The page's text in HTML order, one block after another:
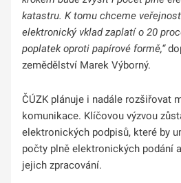
katastru. K tomu chceme
elektronický vklad zaplatí o 20
poplatek oproti papírové formě,“
zemědělství Marek Výborný.
ČÚZK plánuje i nadále rozšiřovat
komunikace. Klíčovou výzvou
elektronických podpisů, které by
počty plně elektronických podání
jejich zpracování.